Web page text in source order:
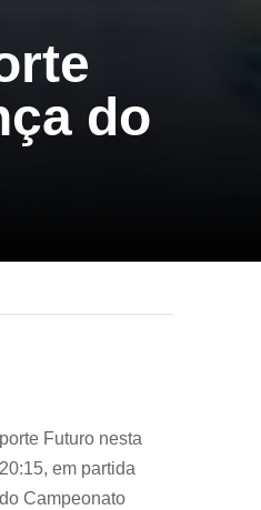
do
Futuro nesta
em partida
Campeonato